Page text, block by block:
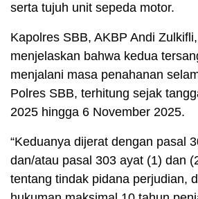
serta tujuh unit sepeda motor.
Kapolres SBB, AKBP Andi
menjelaskan bahwa kedua
menjalani masa penahanan
Polres SBB, terhitung sejak
2025 hingga 6 November 2025.
“Keduanya dijerat dengan pasal
dan/atau pasal 303 ayat (1) dan
tentang tindak pidana perjudian,